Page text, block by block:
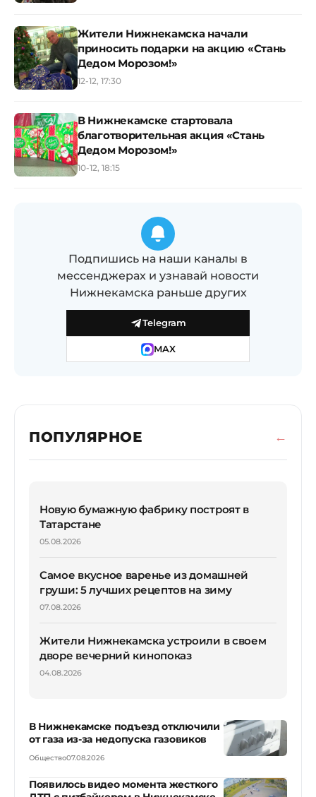
Жители Нижнекамска начали
приносить подарки на акцию «Стань
Дедом Морозом!»
12-12, 17:30
В Нижнекамске стартовала
благотворительная акция «Стань
Дедом Морозом!»
10-12, 18:15
Подпишись на наши каналы в
мессенджерах и узнавай новости
Нижнекамска раньше других
Telegram
MAX
ПОПУЛЯРНОЕ
Новую бумажную фабрику построят в
Татарстане
05.08.2026
Самое вкусное варенье из домашней
груши: 5 лучших рецептов на зиму
07.08.2026
Жители Нижнекамска устроили в своем
дворе вечерний кинопоказ
04.08.2026
В Нижнекамске подъезд отключили
от газа из-за недопуска газовиков
Общество07.08.2026
Появилось видео момента жесткого